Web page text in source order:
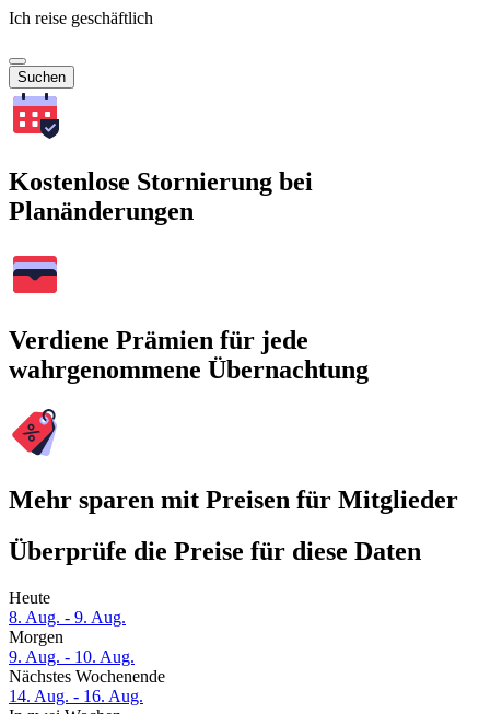
Ich reise geschäftlich
Suchen
Kostenlose Stornierung bei
Planänderungen
Verdiene Prämien für jede
wahrgenommene Übernachtung
Mehr sparen mit Preisen für Mitglieder
Überprüfe die Preise für diese Daten
Heute
8. Aug. - 9. Aug.
Morgen
9. Aug. - 10. Aug.
Nächstes Wochenende
14. Aug. - 16. Aug.